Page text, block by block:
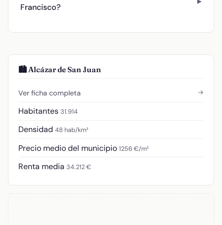
Francisco?
🏙️ Alcázar de San Juan
Ver ficha completa →
Habitantes 31.914
Densidad 48 hab/km²
Precio medio del municipio 1256 €/m²
Renta media 34.212 €